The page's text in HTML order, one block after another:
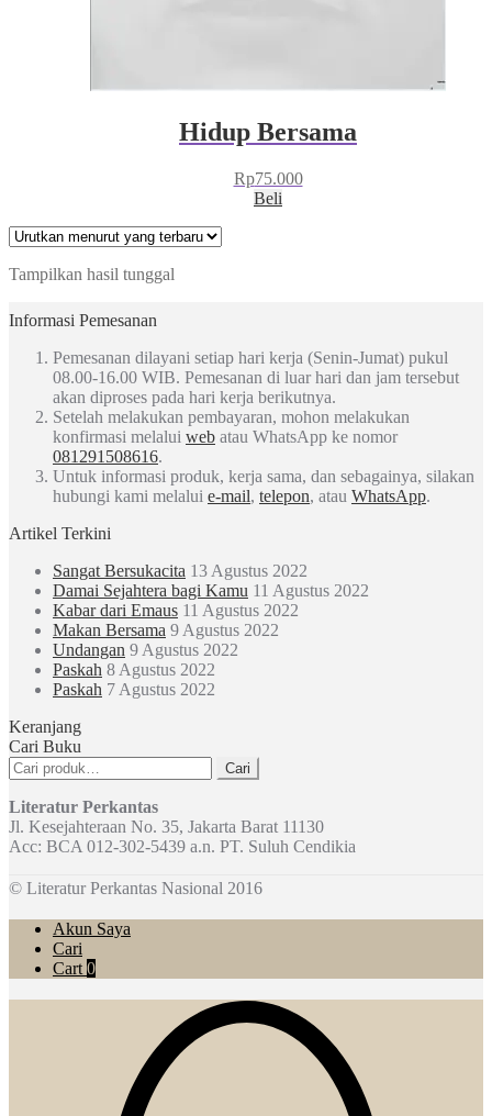
Hidup Bersama
Rp75.000
Beli
Tampilkan hasil tunggal
Informasi Pemesanan
Pemesanan dilayani setiap hari kerja (Senin-Jumat) pukul
08.00-16.00 WIB. Pemesanan di luar hari dan jam tersebut
akan diproses pada hari kerja berikutnya.
Setelah melakukan pembayaran, mohon melakukan
konfirmasi melalui web atau WhatsApp ke nomor
081291508616.
Untuk informasi produk, kerja sama, dan sebagainya, silakan
hubungi kami melalui e-mail, telepon, atau WhatsApp.
Artikel Terkini
Sangat Bersukacita 13 Agustus 2022
Damai Sejahtera bagi Kamu 11 Agustus 2022
Kabar dari Emaus 11 Agustus 2022
Makan Bersama 9 Agustus 2022
Undangan 9 Agustus 2022
Paskah 8 Agustus 2022
Paskah 7 Agustus 2022
Keranjang
Cari Buku
Pencarian
untuk:
Cari
Literatur Perkantas
Jl. Kesejahteraan No. 35, Jakarta Barat 11130
Acc: BCA 012-302-5439 a.n. PT. Suluh Cendikia
© Literatur Perkantas Nasional 2016
Akun Saya
Cari
Cart 0